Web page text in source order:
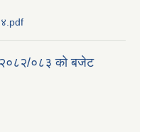
२०८२/०८३ को बजेट